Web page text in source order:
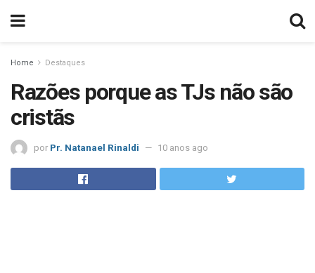
Home Destaques
Razões porque as TJs não são
cristãs
por Pr. Natanael Rinaldi 10 anos ago